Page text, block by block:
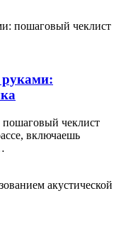
чеклист
включаешь